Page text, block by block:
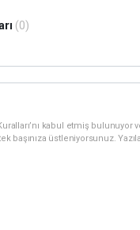
(0)
kabul etmiş
başınıza üstleniyorsunuz.